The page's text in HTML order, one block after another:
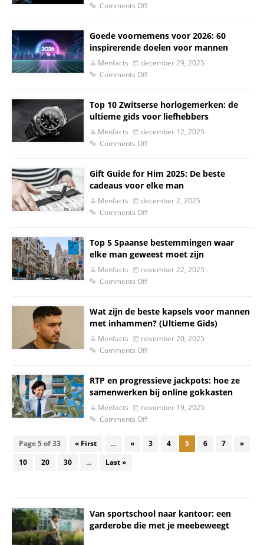
Comments Off
Goede voornemens voor 2026: 60
inspirerende doelen voor mannen
Menfacts
december 29, 2025
Comments Off
Top 10 Zwitserse horlogemerken: de
ultieme gids voor liefhebbers
Menfacts
december 12, 2025
Comments Off
Gift Guide for Him 2025: De beste
cadeaus voor elke man
Menfacts
december 2, 2025
Comments Off
Top 5 Spaanse bestemmingen waar
elke man geweest moet zijn
Menfacts
november 22, 2025
Comments Off
Wat zijn de beste kapsels voor mannen
met inhammen? (Ultieme Gids)
Menfacts
november 20, 2025
Comments Off
RTP en progressieve jackpots: hoe ze
samenwerken bij online gokkasten
Menfacts
november 19, 2025
Comments Off
Page 5 of 33 « First ... « 3 4 5 6 7
»
10
20 30 ... Last »
Van sportschool naar kantoor: een
garderobe die met je meebeweegt